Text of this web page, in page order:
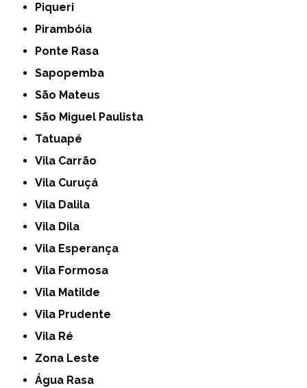
Piqueri
Pirambóia
Ponte Rasa
Sapopemba
São Mateus
São Miguel Paulista
Tatuapé
Vila Carrão
Vila Curuçá
Vila Dalila
Vila Dila
Vila Esperança
Vila Formosa
Vila Matilde
Vila Prudente
Vila Ré
Zona Leste
Água Rasa